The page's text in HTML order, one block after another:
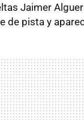
Jaimer
de pista y